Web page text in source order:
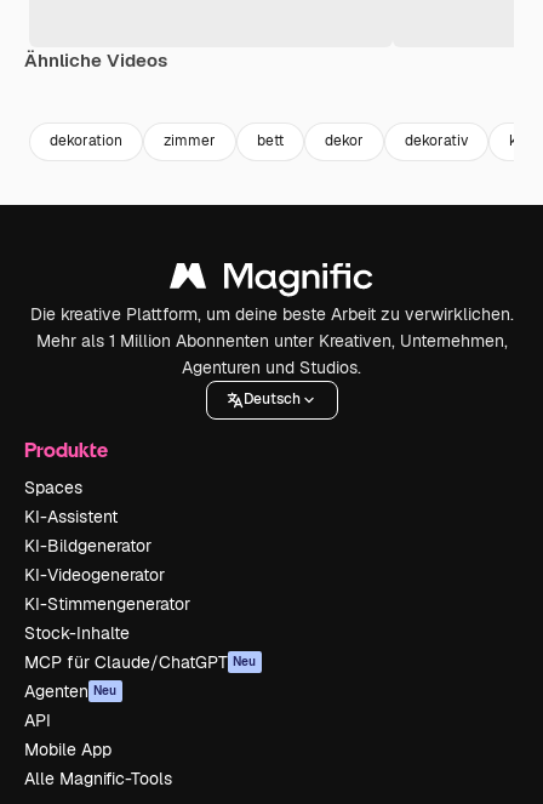
Ähnliche Videos
dekoration zimmer bett dekor dekorativ
Die kreative Plattform, um deine beste Arbeit zu verwirklichen.
Mehr als 1 Million Abonnenten unter Kreativen, Unternehmen,
Agenturen und Studios.
Deutsch
Produkte
Spaces
KI-Assistent
KI-Bildgenerator
KI-Videogenerator
KI-Stimmengenerator
Stock-Inhalte
MCP für Claude/ChatGPT Neu
Agenten Neu
API
Mobile App
Alle Magnific-Tools